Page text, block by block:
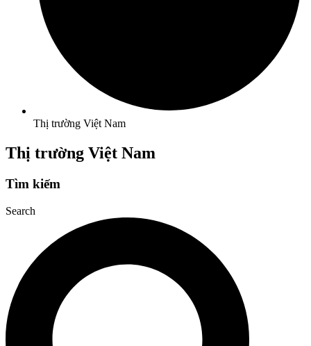
Thị trường Việt Nam
Thị trường Việt Nam
Tìm kiếm
Search